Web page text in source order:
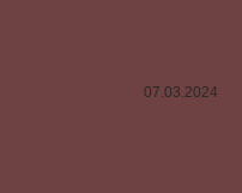
07.03.2024